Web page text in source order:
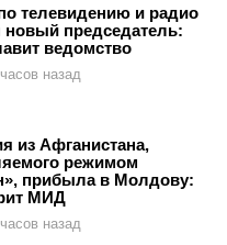
телевидению и радио
новый председатель:
ведомство
назад
из Афганистана,
режимом
прибыла в Молдову:
МИД
назад